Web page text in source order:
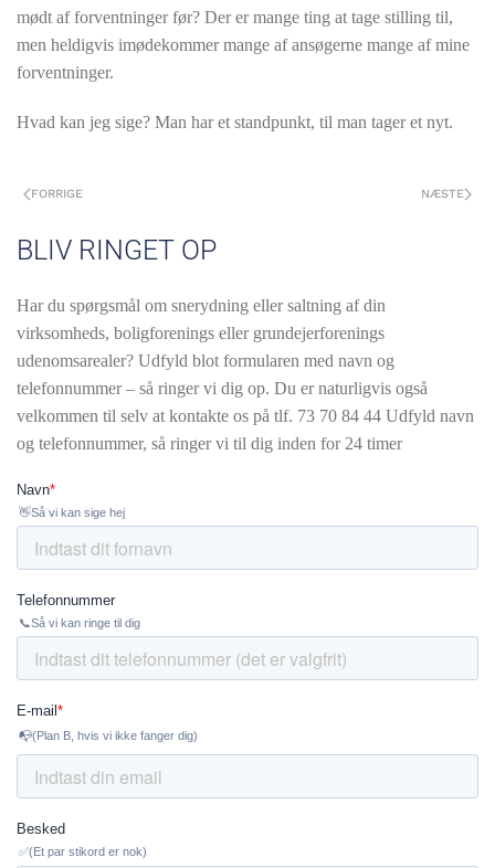
mødt af forventninger før? Der er mange ting at tage stilling til,
men heldigvis imødekommer mange af ansøgerne mange af mine
forventninger.
Hvad kan jeg sige? Man har et standpunkt, til man tager et nyt.
FORRIGE NÆSTE
BLIV RINGET OP
Har du spørgsmål om snerydning eller saltning af din
virksomheds, boligforenings eller grundejerforenings
udenomsarealer? Udfyld blot formularen med navn og
telefonnummer – så ringer vi dig op. Du er naturligvis også
velkommen til selv at kontakte os på tlf. 73 70 84 44 Udfyld navn
og telefonnummer, så ringer vi til dig inden for 24 timer